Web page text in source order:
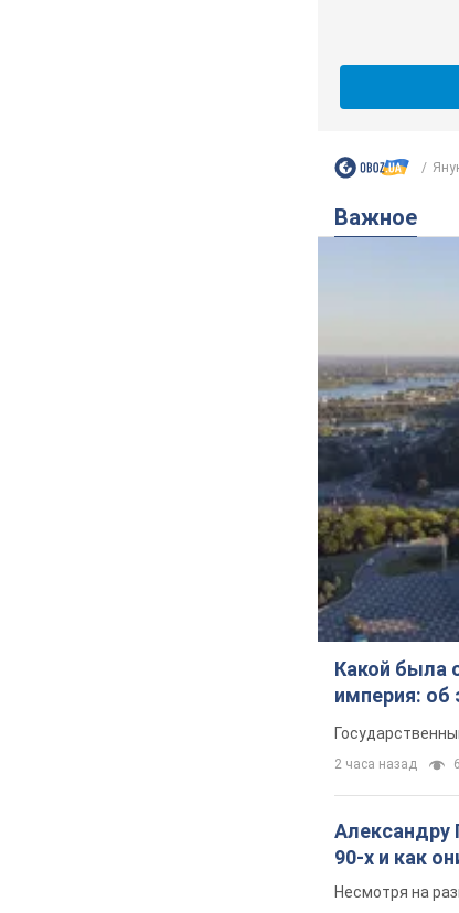
Важное
Какой была
империя: об
2 часа назад
Александру
90-х и как
Несмотря на